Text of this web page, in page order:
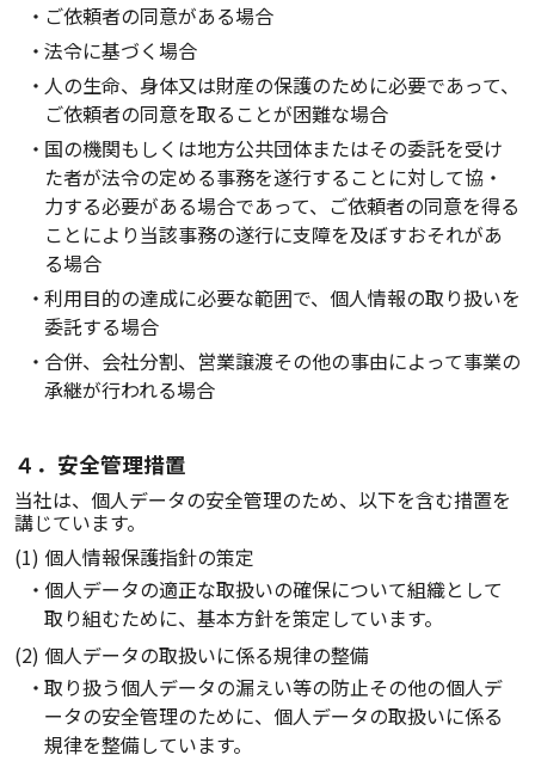
ご依頼者の同意がある場合
法令に基づく場合
人の生命、身体又は財産の保護のために必要であって、
ご依頼者の同意を取ることが困難な場合
国の機関もしくは地方公共団体またはその委託を受け
た者が法令の定める事務を遂行することに対して協・
力する必要がある場合であって、ご依頼者の同意を得る
ことにより当該事務の遂行に支障を及ぼすおそれがあ
る場合
利用目的の達成に必要な範囲で、個人情報の取り扱いを
委託する場合
合併、会社分割、営業譲渡その他の事由によって事業の
承継が行われる場合
４．安全管理措置
当社は、個人データの安全管理のため、以下を含む措置を
講じています。
(1) 個人情報保護指針の策定
個人データの適正な取扱いの確保について組織として
取り組むために、基本方針を策定しています。
(2) 個人データの取扱いに係る規律の整備
取り扱う個人データの漏えい等の防止その他の個人デ
ータの安全管理のために、個人データの取扱いに係る
規律を整備しています。